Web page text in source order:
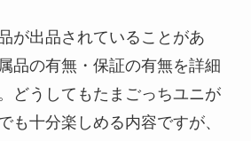
が出品されていることがあ
品の有無・保証の有無を詳細
どうしてもたまごっちユニが
も十分楽しめる内容ですが、